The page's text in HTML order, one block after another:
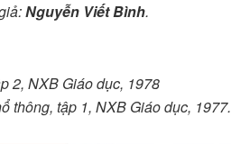
Nguyễn Viết Bình.
2, NXB Giáo dục, 1978
thông, tập 1, NXB Giáo dục, 1977.